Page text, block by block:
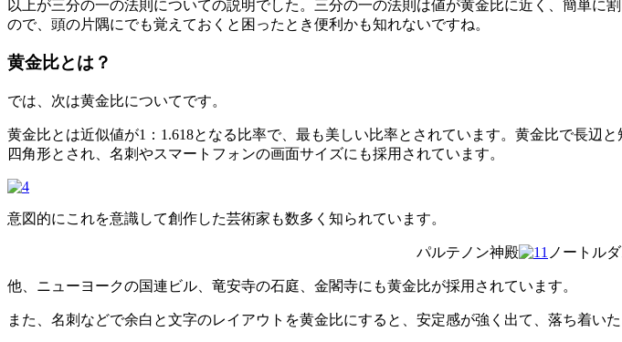
以上が三分の一の法則についての説明でした。三分の一の法則は値が黄金比に近く、簡単
ので、頭の片隅にでも覚えておくと困ったとき便利かも知れないですね。
黄金比とは？
では、次は黄金比についてです。
黄金比とは近似値が1：1.618となる比率で、最も美しい比率とされています。黄金比で長辺
四角形とされ、名刺やスマートフォンの画面サイズにも採用されています。
意図的にこれを意識して創作した芸術家も数多く知られています。
パルテノン神殿 ノートル
他、ニューヨークの国連ビル、竜安寺の石庭、金閣寺にも黄金比が採用されています。
また、名刺などで余白と文字のレイアウトを黄金比にすると、安定感が強く出て、落ち着い